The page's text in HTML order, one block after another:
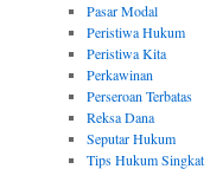
Pasar Modal
Peristiwa Hukum
Peristiwa Kita
Perkawinan
Perseroan Terbatas
Reksa Dana
Seputar Hukum
Tips Hukum Singkat